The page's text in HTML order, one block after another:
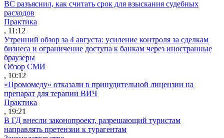
ВС разъяснил, как считать срок для взыскания судебных
расходов
Практика
, 11:12
Утренний обзор за 4 августа: усиление контроля за сделкам
бизнеса и ограничение доступа к банкам через иностранные
браузеры
Обзор СМИ
, 10:12
«Промомеду» отказали в принудительной лицензии на
препарат для терапии ВИЧ
Практика
, 19:21
В ГД внесли законопроект, разрешающий туристам
направлять претензии к турагентам